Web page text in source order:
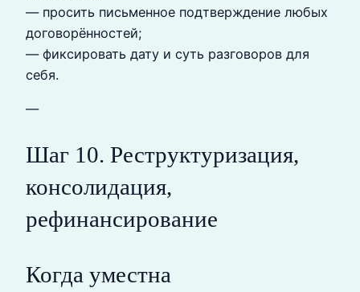
— просить письменное подтверждение любых
договорённостей;
— фиксировать дату и суть разговоров для
себя.
—
Шаг 10. Реструктуризация,
консолидация,
рефинансирование
Когда уместна